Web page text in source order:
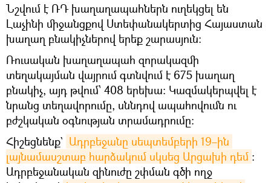
Նշվում է ՌԴ խաղաղապահներն ուղեկցել են
Լաչինի միջանցքով Ստեփանակերտից Հայաստան
խաղաղ բնակիչներով երեք շարասյուն։
Ռուսական խաղաղապահ զորակազմի
տեղակայման վայրում գտնվում է 675 խաղաղ
բնակիչ, այդ թվում՝ 408 երեխա։ Կազմակերպվել է
նրանց տեղավորումը, սննդով ապահովումն ու
բժշկական օգնության տրամադրումը:
Հիշեցնենք` Ադրբեջանը սեպտեմբերի 19–ին
լայնամասշտաբ հարձակում սկսեց Արցախի դեմ ։
Ադրբեջանական զինուժը շփման գծի ողջ